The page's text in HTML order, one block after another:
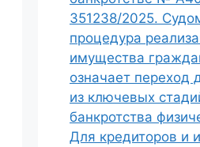
351238/2025.
процедура
имущества
означает переход
из ключевых
банкротства
Для кредиторов и